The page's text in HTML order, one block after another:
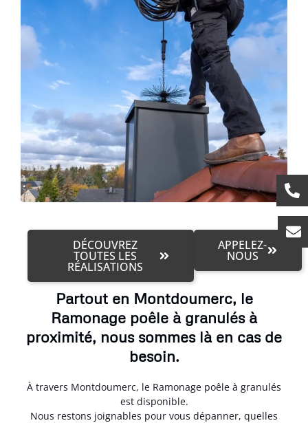
DÉCOUVREZ
TOUTES LES
RÉALISATIONS
APPELEZ-
NOUS
Partout en Montdoumerc, le
Ramonage poêle à granulés à
proximité, nous sommes là en cas de
besoin.
À travers Montdoumerc, le Ramonage poêle à granulés
est disponible.
Nous restons joignables pour vous dépanner, quelles